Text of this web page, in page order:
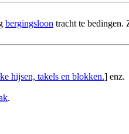
bergingsloon tracht te bedingen.
hijsen, takels en blokken.] enz.
.